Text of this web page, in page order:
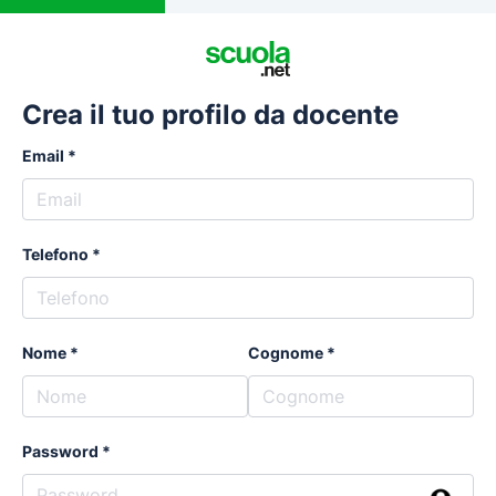
Crea il tuo profilo da docente
Email
Telefono
Nome Cognome
Password